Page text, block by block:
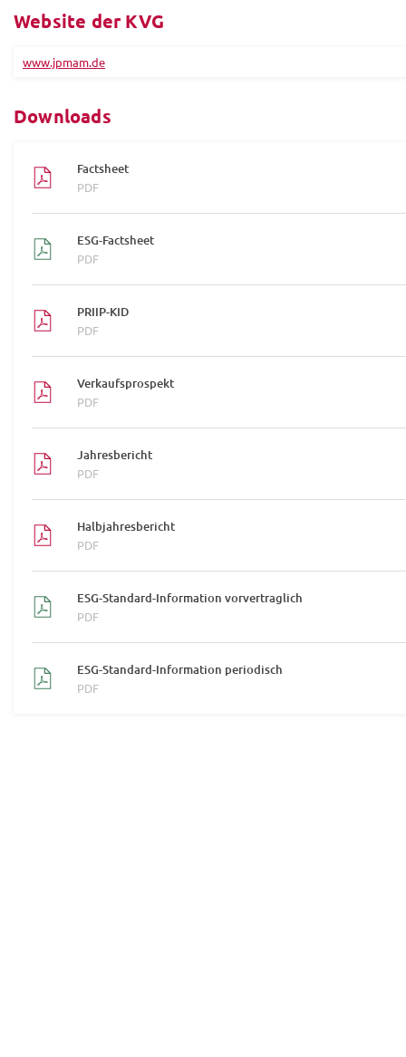
Website der KVG
www.jpmam.de
Downloads
Factsheet
PDF
ESG-Factsheet
PDF
PRIIP-KID
PDF
Verkaufsprospekt
PDF
Jahresbericht
PDF
Halbjahresbericht
PDF
ESG-Standard-Information vorvertraglich
PDF
ESG-Standard-Information periodisch
PDF